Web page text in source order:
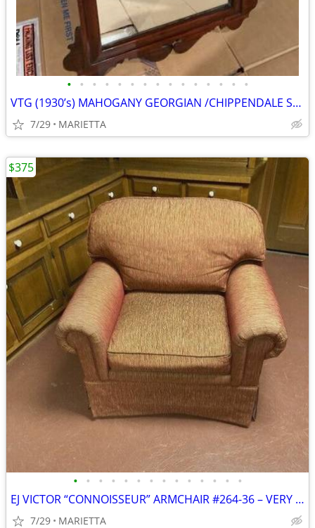
• • • • • • • • • • • • • • •
VTG (1930’s) MAHOGANY GEORGIAN /CHIPPENDALE STYLE WALL MIRROR
7/29 MARIETTA
• • • • • • • • • • • • • •
EJ VICTOR “CONNOISSEUR” ARMCHAIR #264-36 – VERY GOOD COND.,ORIG. OWNER
7/29 MARIETTA
$375